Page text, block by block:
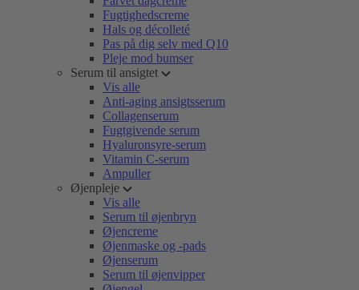
Fugtighedscreme
Hals og décolleté
Pas på dig selv med Q10
Pleje mod bumser
Serum til ansigtet
Vis alle
Anti-aging ansigtsserum
Collagenserum
Fugtgivende serum
Hyaluronsyre-serum
Vitamin C-serum
Ampuller
Øjenpleje
Vis alle
Serum til øjenbryn
Øjencreme
Øjenmaske og -pads
Øjenserum
Serum til øjenvipper